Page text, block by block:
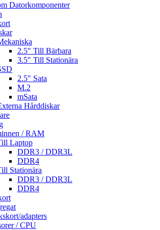
Datorkomponenter
2.5″ Till Bärbara
3.5″ Till Stationära
2.5″ Sata
M.2
mSata
Hårddiskar
/ RAM
Laptop
DDR3 / DDR3L
DDR4
Stationära
DDR3 / DDR3L
DDR4
adapters
/ CPU